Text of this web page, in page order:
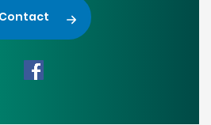
Contact